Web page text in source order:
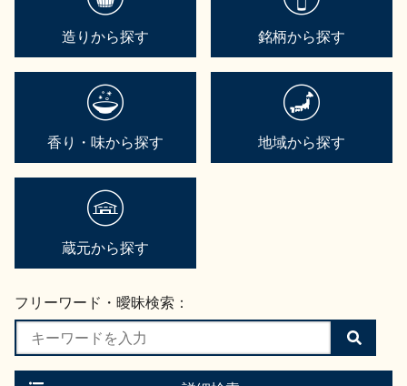
造りから探す 銘柄から探す
香り・味から探す 地域から探す
蔵元から探す
フリーワード・曖昧検索：
検
索
す